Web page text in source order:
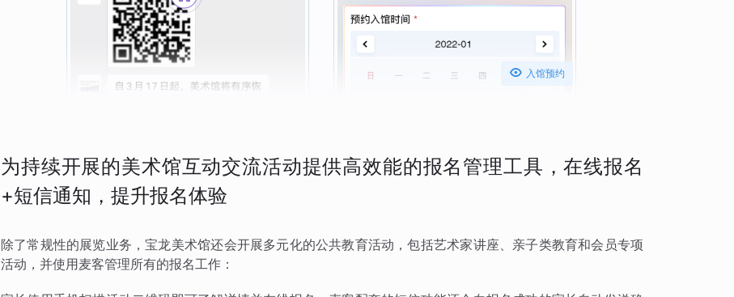
 入馆预约
为持续开展的美术馆互动交流活动提供高效能的报名管理工具，在线报名
+短信通知，提升报名体验
除了常规性的展览业务，宝龙美术馆还会开展多元化的公共教育活动，包括艺术家讲座、亲子类教育和会员专项
活动，并使用麦客管理所有的报名工作：